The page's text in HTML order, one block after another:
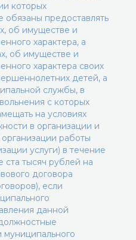
которых
предоставлять
об имуществе и
характера, а
об имуществе и
характера своих
детей, а
службы, в
с которых
на условиях
в организации и
работы
услуги) в течение
ста тысяч рублей на
договора
если
данной
муниципального